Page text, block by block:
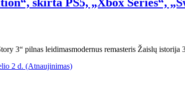
skirta PS5, „Xbox Series“,
3“ pilnas leidimasmodernus remasteris Žaislų